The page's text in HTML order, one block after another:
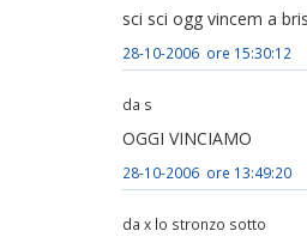
sci sci ogg vincem a
28-10-2006 ore 15:30:12
da s
OGGI VINCIAMO
28-10-2006 ore 13:49:20
da x lo stronzo sotto